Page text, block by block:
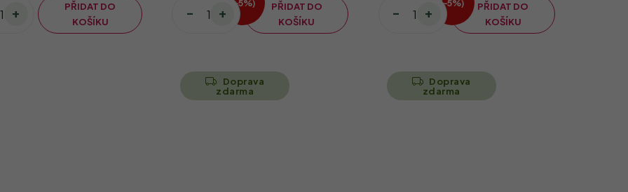
PŘIDAT DO
KOŠÍKU
(–5 %)
PŘIDAT DO
KOŠÍKU
(–5 %)
PŘIDAT DO
KOŠÍKU
Doprava
zdarma
Doprava
zdarma